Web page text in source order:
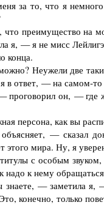
за то, что я немного
преимущество на
я, — я не мисс
конца.
Неужели две
ответ, — на самом-то
он, — где
персона, как вы
— сказал
этого мира. Ну, я
с особым
надо к нему
— заметила я, —
конечно, только